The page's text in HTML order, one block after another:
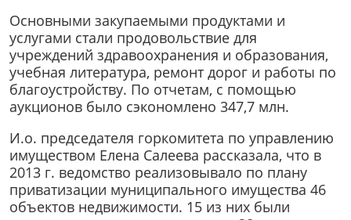
Основными закупаемыми продуктами и
услугами стали продовольствие для
учреждений здравоохранения и образования,
учебная литература, ремонт дорог и работы по
благоустройству. По отчетам, с помощью
аукционов было сэкономлено 347,7 млн.
И.о. председателя горкомитета по управлению
имуществом Елена Салеева рассказала, что в
2013 г. ведомство реализовывало по плану
приватизации муниципального имущества 46
объектов недвижимости. 15 из них были